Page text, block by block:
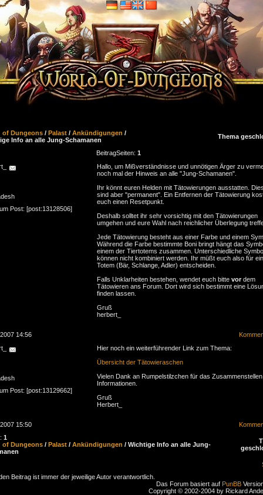
of Dungeons / Palast / Ankündigungen /
Info an alle Jung-Schamanen
Thema
BeitragSeiten: 1
Post: [post:13128506]
Hallo, um Mißverständnisse und unnötigen Ärger zu
noch mal der Hinweis an alle "Jung-Schamanen".
Ihr könnt euren Helden mit Tätowierungen ausstatten.
sind aber "permanent". Ein Entfernen der Tätowierung
euch einen Resetpunkt.
Deshalb solltet ihr sehr vorsichtig mit den Tätowierungen
umgehen und eure Wahl nach reichlicher Überlegung
Jede Tätowierung besteht aus einer Farbe und einem
Während die Farbe bestimmte Boni bringt hängt das
einem der Tiertotems zusammen. Unterschiedliche
können nicht kombiniert werden. Ihr müßt euch also für ein
Totem (Bär, Schlange, Adler) entscheiden.
Falls Unklarheiten bestehen, wendet euch bitte vordem
Tätowieren ans Forum. Dort wird sich bestimmt eine
finden lassen.
Gruß
herbert_
14:56
Post: [post:13129662]
Hier noch ein weiterführender Link zum Thema:
Übersicht der Tätowieraschen
Vielen Dank an Rumpelstilzchen für das
Informationen.
Gruß
Herbert_
15:50
1
of Dungeons / Palast / Ankündigungen / Wichtige Info an alle Jung-
Beitrag ist immer der jeweilige Autor verantwortlich.
Das Forum basiert auf PunBB
Copyright © 2002-2004 by Rickard